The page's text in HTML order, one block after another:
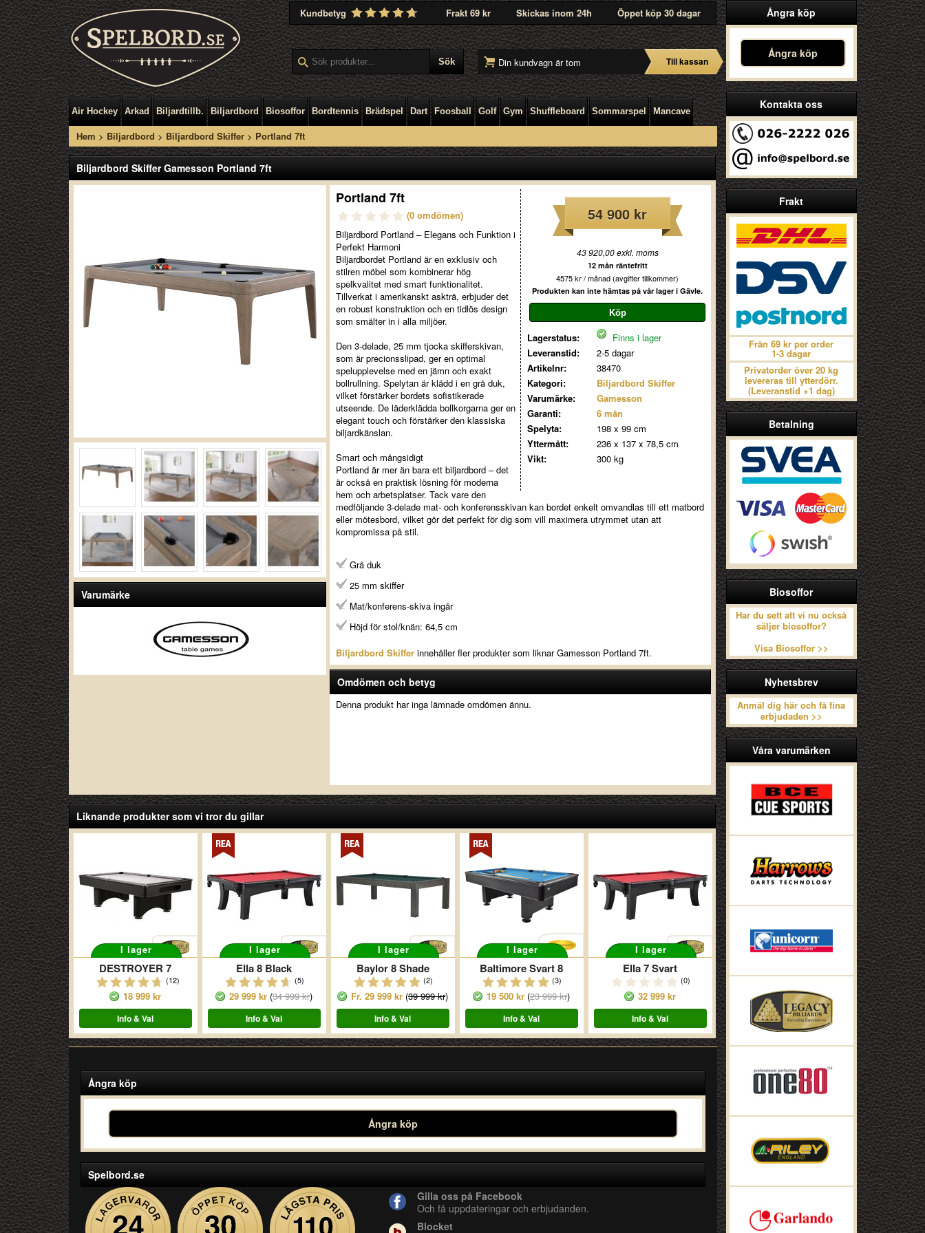
Kundbetyg Frakt 69 kr Skickas inom 24h Öppet köp 30 dagar
Din kundvagn är tom Till kassan
Air Hockey Arkad Biljardtillb. Biljardbord Biosoffor Bordtennis Brädspel Dart Foosball Golf Gym Shuffleboard Sommarspel Mancave
Hem > Biljardbord > Biljardbord Skiffer> Portland 7ft
Ångra köp
Ångra köp
Kontakta oss
Frakt
Från 69 kr per order
1-3 dagar
Privatorder över 20 kg
levereras till ytterdörr.
(Leveranstid +1 dag)
Betalning
Biosoffor
Har du sett att vi nu också
säljer biosoffor?
Visa Biosoffor >>
Nyhetsbrev
Anmäl dig här och få fina
erbjudaden >>
Våra varumärken
Biljardbord Skiffer Gamesson Portland 7ft
Varumärke
54 900 kr
43 920,00 exkl. moms
12 mån räntefritt
4575 kr / månad (avgifter tillkommer)
Produkten kan inte hämtas på vår lager i Gävle.
Lagerstatus:
Finns i lager
Leveranstid:
2-5 dagar
Artikelnr:
38470
Kategori:
Biljardbord Skiffer
Varumärke:
Gamesson
Garanti:
6 mån
Spelyta:
198 x 99 cm
Yttermått:
236 x 137 x 78,5 cm
Vikt:
300 kg
Portland 7ft
(0 omdömen)
Biljardbord Portland – Elegans och Funktion i
Perfekt Harmoni
Biljardbordet Portland är en exklusiv och
stilren möbel som kombinerar hög
spelkvalitet med smart funktionalitet.
Tillverkat i amerikanskt askträ, erbjuder det
en robust konstruktion och en tidlös design
som smälter in i alla miljöer.
Den 3-delade, 25 mm tjocka skifferskivan,
som är precionsslipad, ger en optimal
spelupplevelse med en jämn och exakt
bollrullning. Spelytan är klädd i en grå duk,
vilket förstärker bordets sofistikerade
utseende. De läderklädda bollkorgarna ger en
elegant touch och förstärker den klassiska
biljardkänslan.
Smart och mångsidigt
Portland är mer än bara ett biljardbord – det
är också en praktisk lösning för moderna
hem och arbetsplatser. Tack vare den
medföljande 3-delade mat- och konferensskivan kan bordet enkelt omvandlas till ett matbord
eller mötesbord, vilket gör det perfekt för dig som vill maximera utrymmet utan att
kompromissa på stil.
Grå duk
25 mm skiffer
Mat/konferens-skiva ingår
Höjd för stol/knän: 64,5 cm
Biljardbord Skifferinnehåller fler produkter som liknar Gamesson Portland 7ft.
Omdömen och betyg
Denna produkt har inga lämnade omdömen ännu.
Liknande produkter som vi tror du gillar
I lager
DESTROYER 7
(12)
18 999 kr
Info & Val
I lager
Ella 8 Black
(5)
29 999 kr (34 999 kr)
Info & Val
I lager
Baylor 8 Shade
(2)
Fr. 29 999 kr (39 999 kr)
Info & Val
I lager
Baltimore Svart 8
(3)
19 500 kr (23 999 kr)
Info & Val
I lager
Ella 7 Svart
(0)
32 999 kr
Info & Val
Ångra köp
Ångra köp
Spelbord.se
Gilla oss på Facebook
Och få uppdateringar och erbjudanden.
Blocket